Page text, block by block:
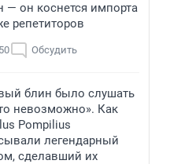
— он коснется импорта
репетиторов
Обсудить
блин было слушать
невозможно». Как
Pompilius
легендарный
сделавший их